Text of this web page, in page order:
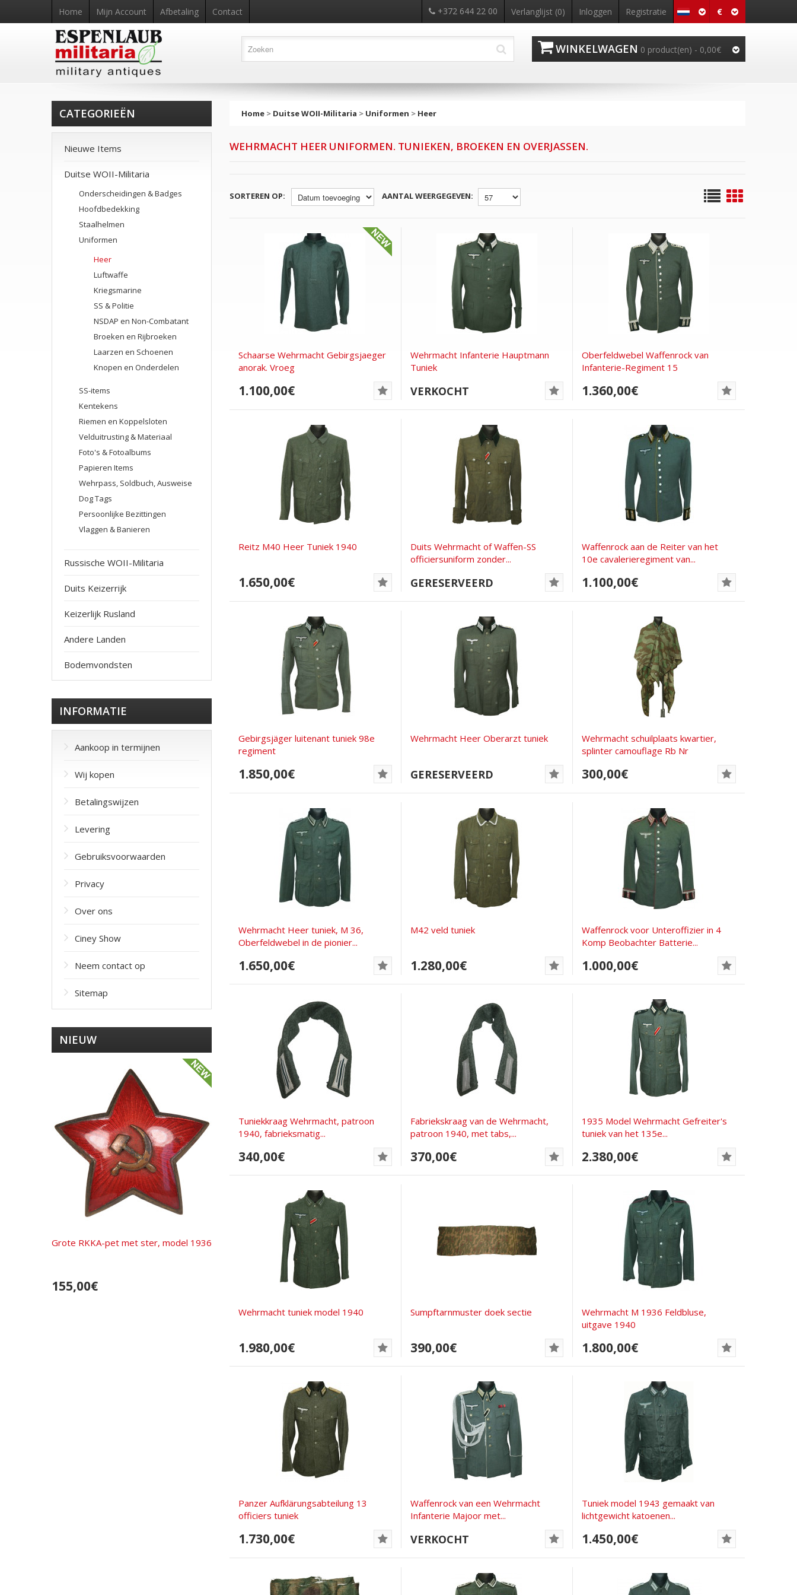
€
Home Mijn Account Afbetaling Contact +372 644 22 00 Verlanglijst (0) Inloggen Registratie
WINKELWAGEN 0 product(en) - 0,00€
Home > Duitse WOII-Militaria > Uniformen > Heer
WEHRMACHT HEER UNIFORMEN. TUNIEKEN, BROEKEN EN OVERJASSEN.
SORTEREN OP: AANTAL WEERGEGEVEN:
Schaarse Wehrmacht Gebirgsjaeger
anorak. Vroeg
1.100,00€
Wehrmacht Infanterie Hauptmann
Tuniek
VERKOCHT
Oberfeldwebel Waffenrock van
Infanterie-Regiment 15
1.360,00€
Reitz M40 Heer Tuniek 1940
1.650,00€
Duits Wehrmacht of Waffen-SS
officiersuniform zonder...
GERESERVEERD
Waffenrock aan de Reiter van het
10e cavalerieregiment van...
1.100,00€
Gebirgsjäger luitenant tuniek 98e
regiment
1.850,00€
Wehrmacht Heer Oberarzt tuniek
GERESERVEERD
Wehrmacht schuilplaats kwartier,
splinter camouflage Rb Nr
300,00€
Wehrmacht Heer tuniek, M 36,
Oberfeldwebel in de pionier...
1.650,00€
M42 veld tuniek
1.280,00€
Waffenrock voor Unteroffizier in 4
Komp Beobachter Batterie...
1.000,00€
Tuniekkraag Wehrmacht, patroon
1940, fabrieksmatig...
340,00€
Fabriekskraag van de Wehrmacht,
patroon 1940, met tabs,...
370,00€
1935 Model Wehrmacht Gefreiter's
tuniek van het 135e...
2.380,00€
Wehrmacht tuniek model 1940
1.980,00€
Sumpftarnmuster doek sectie
390,00€
Wehrmacht M 1936 Feldbluse,
uitgave 1940
1.800,00€
Panzer Aufklärungsabteilung 13
officiers tuniek
1.730,00€
Waffenrock van een Wehrmacht
Infanterie Majoor met...
VERKOCHT
Tuniek model 1943 gemaakt van
lichtgewicht katoenen...
1.450,00€
CATEGORIEËN
Nieuwe Items
Duitse WOII-Militaria
Onderscheidingen & Badges
Hoofdbedekking
Staalhelmen
Uniformen
Heer
Luftwaffe
Kriegsmarine
SS & Politie
NSDAP en Non-Combatant
Broeken en Rijbroeken
Laarzen en Schoenen
Knopen en Onderdelen
SS-items
Kentekens
Riemen en Koppelsloten
Velduitrusting & Materiaal
Foto's & Fotoalbums
Papieren Items
Wehrpass, Soldbuch, Ausweise
Dog Tags
Persoonlijke Bezittingen
Vlaggen & Banieren
Russische WOII-Militaria
Duits Keizerrijk
Keizerlijk Rusland
Andere Landen
Bodemvondsten
INFORMATIE
Aankoop in termijnen
Wij kopen
Betalingswijzen
Levering
Gebruiksvoorwaarden
Privacy
Over ons
Ciney Show
Neem contact op
Sitemap
NIEUW
Grote RKKA-pet met ster, model 1936
155,00€